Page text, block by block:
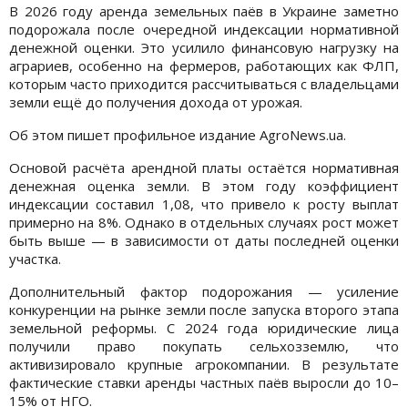
В 2026 году аренда земельных паёв в Украине заметно
подорожала после очередной индексации нормативной
денежной оценки. Это усилило финансовую нагрузку на
аграриев, особенно на фермеров, работающих как ФЛП,
которым часто приходится рассчитываться с владельцами
земли ещё до получения дохода от урожая.
Об этом пишет профильное издание AgroNews.ua.
Основой расчёта арендной платы остаётся нормативная
денежная оценка земли. В этом году коэффициент
индексации составил 1,08, что привело к росту выплат
примерно на 8%. Однако в отдельных случаях рост может
быть выше — в зависимости от даты последней оценки
участка.
Дополнительный фактор подорожания — усиление
конкуренции на рынке земли после запуска второго этапа
земельной реформы. С 2024 года юридические лица
получили право покупать сельхозземлю, что
активизировало крупные агрокомпании. В результате
фактические ставки аренды частных паёв выросли до 10–
15% от НГО.